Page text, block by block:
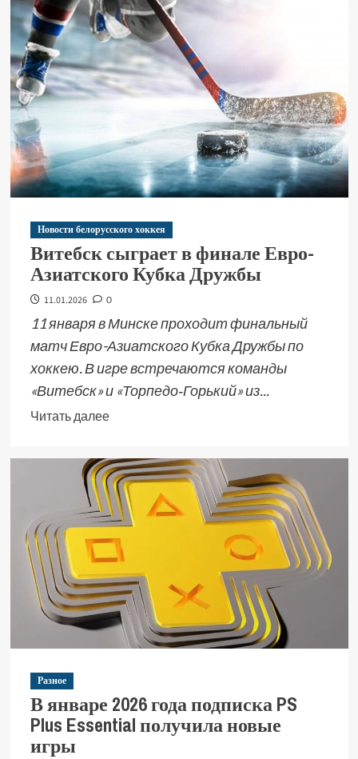
Новости белорусского хоккея
Витебск сыграет в финале Евро-
Азиатского Кубка Дружбы
11.01.2026 0
11 января в Минске проходит финальный
матч Евро-Азиатского Кубка Дружбы по
хоккею. В игре встречаются команды
«Витебск» и «Торпедо‑Горький» из...
Читать далее
Разное
В январе 2026 года подписка PS
Plus Essential получила новые
игры